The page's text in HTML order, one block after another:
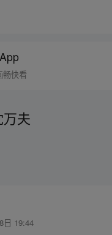
畅快看
夫
日 19:44